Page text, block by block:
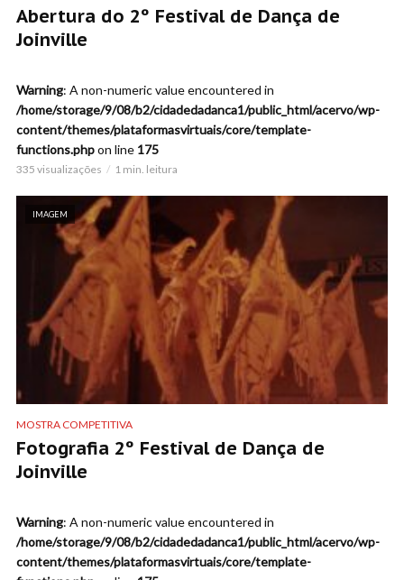
Abertura do 2º Festival de Dança de
Joinville
Warning: A non-numeric value encountered in
/home/storage/9/08/b2/cidadedadanca1/public_html/acervo/wp-
content/themes/plataformasvirtuais/core/template-
functions.phpon line 175
335 visualizações 1 min. leitura
IMAGEM
MOSTRA COMPETITIVA
Fotografia 2º Festival de Dança de
Joinville
Warning: A non-numeric value encountered in
/home/storage/9/08/b2/cidadedadanca1/public_html/acervo/wp-
content/themes/plataformasvirtuais/core/template-